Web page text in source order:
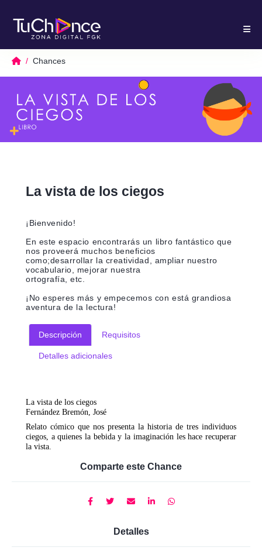
Chances
La vista de los ciegos
¡Bienvenido!
En este espacio encontrarás un libro fantástico que
nos proveerá muchos beneficios
como;desarrollar la creatividad, ampliar nuestro
vocabulario, mejorar nuestra
ortografía, etc.
¡No esperes más y empecemos con está grandiosa
aventura de la lectura!
Descripción Requisitos
Detalles adicionales
La vista de los ciegos
Fernández Bremón, José
Relato cómico que nos presenta la historia de tres individuos
ciegos, a quienes la bebida y la imaginación les hace recuperar
la vista.
Comparte este Chance
Detalles